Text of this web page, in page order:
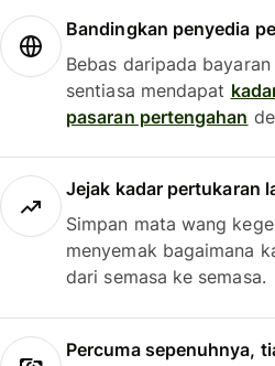
Bandingkan penyedia
Bebas daripada
sentiasa mendapat
pasaran pertengahan
Jejak kadar pertukaran
Simpan mata wang
menyemak bagaimana
dari semasa ke semasa.
Percuma sepenuhnya,